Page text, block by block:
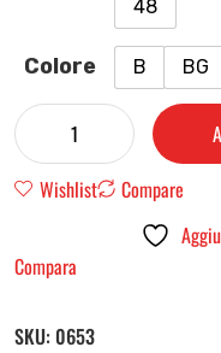
48
Colore B BG
Wishlist
Compare
Compara
SKU: 0653